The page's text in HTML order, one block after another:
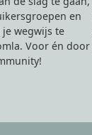
en
wegwijs te
Voor én door